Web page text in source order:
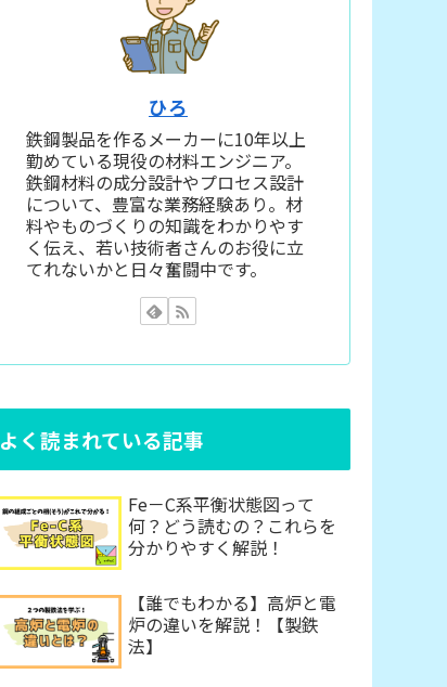
ひろ
鉄鋼製品を作るメーカーに10年以上
勤めている現役の材料エンジニア。
鉄鋼材料の成分設計やプロセス設計
について、豊富な業務経験あり。材
料やものづくりの知識をわかりやす
く伝え、若い技術者さんのお役に立
てれないかと日々奮闘中です。
よく読まれている記事
Fe－C系平衡状態図って
何？どう読むの？これらを
分かりやすく解説！
【誰でもわかる】高炉と電
炉の違いを解説！【製鉄
法】